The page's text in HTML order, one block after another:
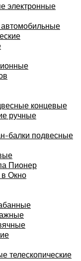
электронные
концевые
ручные
балки подвесные
Пионер
Окно
телескопические